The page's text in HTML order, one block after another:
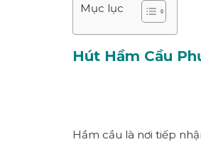
Mục lục
Hút Hầm Cầu
Hầm cầu là nơi tiếp